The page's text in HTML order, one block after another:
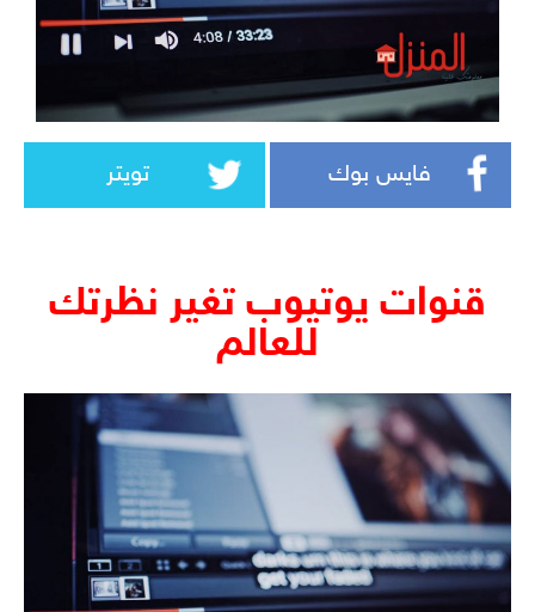
فايس بوك تويتر
قنوات يوتيوب تغير نظرتك
للعالم